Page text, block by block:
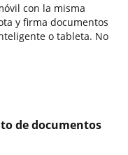
con la misma
y firma documentos
o tableta. No
de documentos